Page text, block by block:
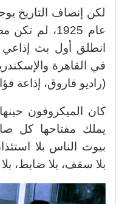
لكن إنصاف التاريخ
عام 1925،
في القاهرة
(راديو فاروق، إذاعة
كان الميكروفون
يملك مفتاحها كل
بيوت الناس بلا
بلا سقف، بلا ضابط،